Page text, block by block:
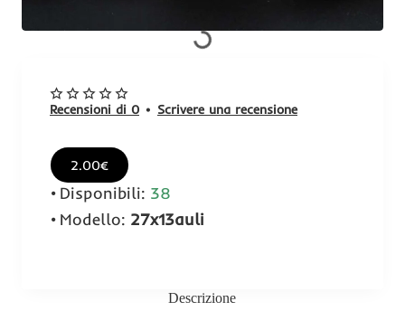
Recensioni di 0 • Scrivere una recensione
2.00€
Disponibili: 38
Modello: 27x13auli
Descrizione